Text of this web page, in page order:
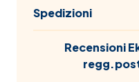
Spedizioni
Recensioni